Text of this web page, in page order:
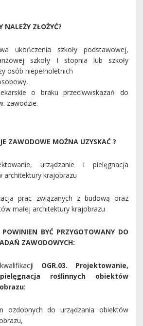
NALEŻY ZŁOŻYĆ?
ukończenia szkoły podstawowej,
szkoły I stopnia lub szkoły
osób niepełnoletnich
o braku przeciwwskazań do
zawodzie.
ZAWODOWE MOŻNA UZYSKAĆ ?
urządzanie i pielęgnacja
architektury krajobrazu
prac związanych z budową oraz
małej architektury krajobrazu
BYĆ PRZYGOTOWANY DO
ZAWODOWYCH:
OGR.03. Projektowanie,
roślinnych obiektów
:
ozdobnych do urządzania obiektów